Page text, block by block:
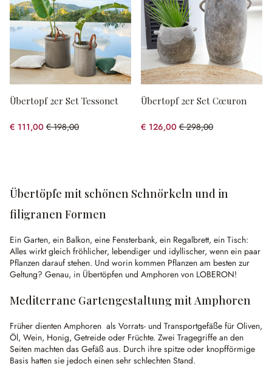
Übertopf 2er Set Tessonet
€ 111,00 € 198,00
(43.94% gespart)
Übertopf 2er Set Cœuron
€ 126,00 € 298,00
(57.72% gespart)
Übertöpfe mit schönen Schnörkeln und in
filigranen Formen
Ein Garten, ein Balkon, eine Fensterbank, ein Regalbrett, ein Tisch:
Alles wirkt gleich fröhlicher, lebendiger und idyllischer, wenn ein paar
Pflanzen darauf stehen. Und worin kommen Pflanzen am besten zur
Geltung? Genau, in Übertöpfen und Amphoren von LOBERON!
Mediterrane Gartengestaltung mit Amphoren
Früher dienten Amphoren als Vorrats- und Transportgefäße für Oliven,
Öl, Wein, Honig, Getreide oder Früchte. Zwei Tragegriffe an den
Seiten machten das Gefäß aus. Durch ihre spitze oder knopfförmige
Basis hatten sie jedoch einen sehr schlechten Stand.